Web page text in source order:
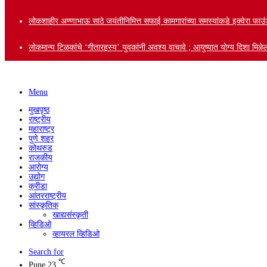
लोकशाहीर अण्णाभाऊ साठे जयंतीनिमित्त सफाई कामगारांच्या समस्यांकडे इक्वेरा
लोकमान्य टिळकांचे ‘गीतारहस्य’ युवकांनी अवश्य वाचावे ; आयुष्यात योग्य दिशा
Menu
मुखपृष्ठ
राष्ट्रीय
महाराष्ट्र
पुणे शहर
कोथरुड
राजकीय
आरोग्य
उद्योग
क्रीडा
आंतरराष्ट्रीय
सांस्कृतिक
खाद्यसंस्कृती
व्हिडिओ
व्हायरल व्हिडिओ
Search for
Pune 23 ℃